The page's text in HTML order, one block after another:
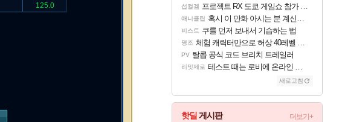
125.0 섭컬겜 프로젝트 RX 도쿄 게임쇼 참가 결정
애니클립 혹시 이 만화 아시는 분 계신가요
비스트 쿠를 먼저 보내서 기습하는 법
명조 체험 캐릭터만으로 허상 40레벨 하이와티아 5분 컷!｜에이메스·린네·모니에 명함
PV 탈콥 공식 코드 브리치 트레일러
리밋제로 테스트 때는 로비에 온라인 기능이 있는데
새로고침
핫딜 게시판 더보기+